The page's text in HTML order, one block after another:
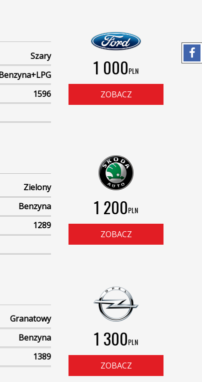
Szary
1596
1 000PLN
ZOBACZ
Zielony
Benzyna
1289
1 200PLN
ZOBACZ
Granatowy
Benzyna
1389
1 300PLN
ZOBACZ